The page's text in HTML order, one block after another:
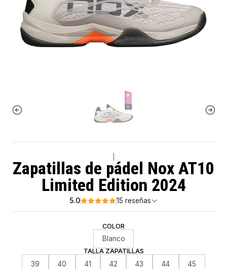
Zapatillas de pádel Nox AT10
Limited Edition 2024
5.0 15 reseñas
COLOR
Blanco
TALLA ZAPATILLAS
39 40 41 42 43 44 45